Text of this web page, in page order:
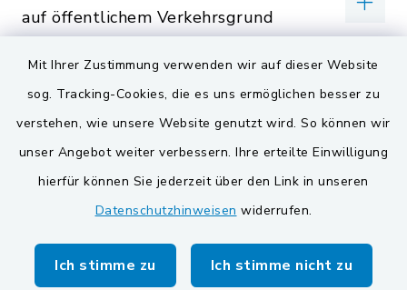
Mit Ihrer Zustimmung verwenden wir auf dieser Website
sog. Tracking-Cookies, die es uns ermöglichen besser zu
verstehen, wie unsere Website genutzt wird. So können wir
unser Angebot weiter verbessern. Ihre erteilte Einwilligung
hierfür können Sie jederzeit über den Link in unseren
Datenschutzhinweisen widerrufen.
Ich stimme zu Ich stimme nicht zu
auf öffentlichem Verkehrsgrund
Verkehrsregelnde Maßnahmen;
Antrag auf Anordnung (Formular)
Verkehrsregelnde Maßnahmen;
Antrag auf Anordnung (Online-
Verlusterklärung eines Dokumentes